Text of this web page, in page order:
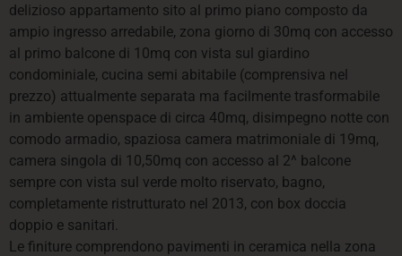
delizioso appartamento sito al primo piano composto da
ampio ingresso arredabile, zona giorno di 30mq con accesso
al primo balcone di 10mq con vista sul giardino
condominiale, cucina semi abitabile (comprensiva nel
prezzo) attualmente separata ma facilmente trasformabile
in ambiente openspace di circa 40mq, disimpegno notte con
comodo armadio, spaziosa camera matrimoniale di 19mq,
camera singola di 10,50mq con accesso al 2^ balcone
sempre con vista sul verde molto riservato, bagno,
completamente ristrutturato nel 2013, con box doccia
doppio e sanitari.
Le finiture comprendono pavimenti in ceramica nella zona